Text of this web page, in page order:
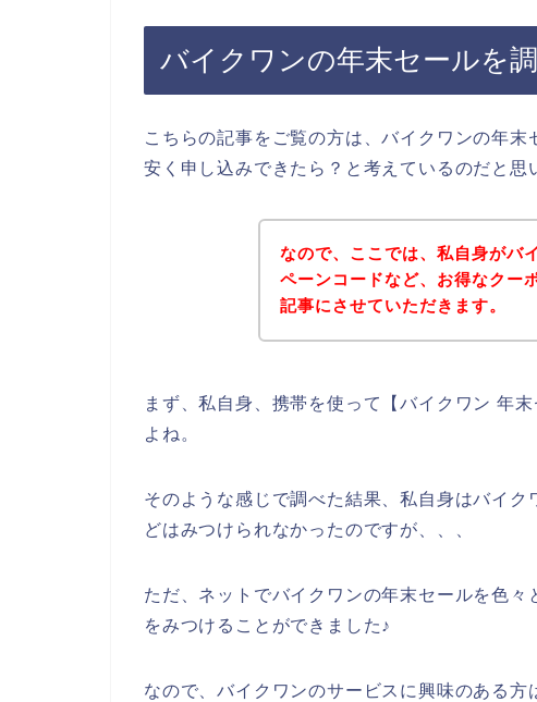
バイクワンの年末セールを
こちらの記事をご覧の方は、バイクワンの年
安く申し込みできたら？と考えているのだと思
なので、ここでは、私自身がバ
ペーンコードなど、お得なクー
記事にさせていただきます。
まず、私自身、携帯を使って【バイクワン 年
よね。
そのような感じで調べた結果、私自身はバイ
どはみつけられなかったのですが、、、
ただ、ネットでバイクワンの年末セールを色
をみつけることができました♪
なので、バイクワンのサービスに興味のある